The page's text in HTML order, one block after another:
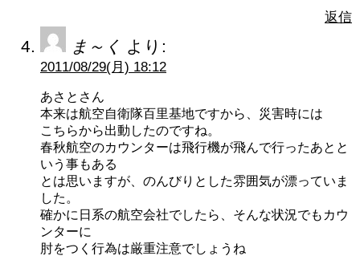
返信
ま～く より:
2011/08/29(月) 18:12
あさとさん
本来は航空自衛隊百里基地ですから、災害時には
こちらから出動したのですね。
春秋航空のカウンターは飛行機が飛んで行ったあとと
いう事もある
とは思いますが、のんびりとした雰囲気が漂っていま
した。
確かに日系の航空会社でしたら、そんな状況でもカウ
ンターに
肘をつく行為は厳重注意でしょうね